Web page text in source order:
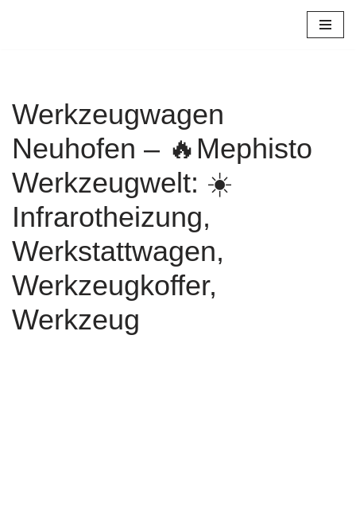
Werkzeugwagen
Neuhofen – 🔥Mephisto
Werkzeugwelt: ☀️
Infrarotheizung,
Werkstattwagen,
Werkzeugkoffer,
Werkzeug